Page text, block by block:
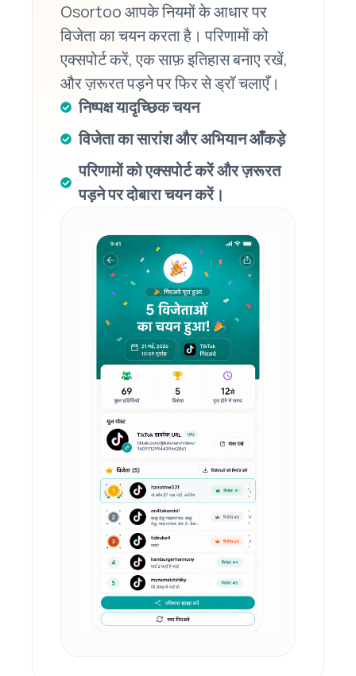
Osortoo आपके नियमों के आधार पर
विजेता का चयन करता है। परिणामों को
एक्सपोर्ट करें, एक साफ़ इतिहास बनाए रखें,
और ज़रूरत पड़ने पर फिर से ड्रॉ चलाएँ।
निष्पक्ष यादृच्छिक चयन
विजेता का सारांश और अभियान आँकड़े
परिणामों को एक्सपोर्ट करें और ज़रूरत
पड़ने पर दोबारा चयन करें।